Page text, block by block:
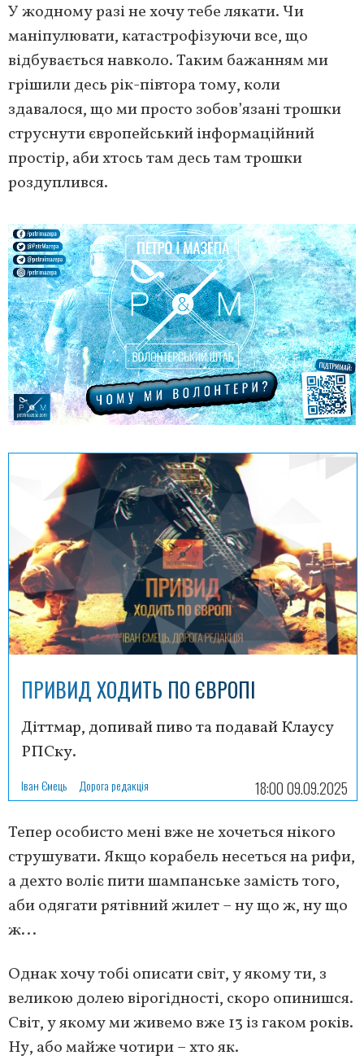
У жодному разі не хочу тебе лякати. Чи
маніпулювати, катастрофізуючи все, що
відбувається навколо. Таким бажанням ми
грішили десь рік-півтора тому, коли
здавалося, що ми просто зобов’язані трошки
струснути європейський інформаційний
простір, аби хтось там десь там трошки
роздуплився.
ПРИВИД ХОДИТЬ ПО ЄВРОПІ
Діттмар, допивай пиво та подавай Клаусу
РПСку.
Іван Ємець Дорога редакція 18:00 09.09.2025
Тепер особисто мені вже не хочеться нікого
струшувати. Якщо корабель несеться на рифи,
а дехто воліє пити шампанське замість того,
аби одягати рятівний жилет – ну що ж, ну що
ж...
Однак хочу тобі описати світ, у якому ти, з
великою долею вірогідності, скоро опинишся.
Світ, у якому ми живемо вже 13 із гаком років.
Ну, або майже чотири – хто як.